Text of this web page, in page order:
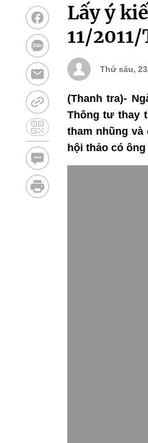
Lấy ý
11/
Thứ sáu,
(Thanh tra)-
Thông tư thay
tham nhũng và
hội thảo có